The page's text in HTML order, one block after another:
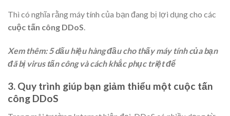
Thì có nghĩa rằng máy tính của bạn đang bị lợi dụng cho các
cuộc tấn công DDoS
Xem thêm: 5 dấu hiệu hàng đầu cho thấy máy tính của bạn
đã bị virus tấn công và cách khắc phục triệt để
3. Quy trình giúp bạn giảm thiểu một cuộc tấn
công DDoS